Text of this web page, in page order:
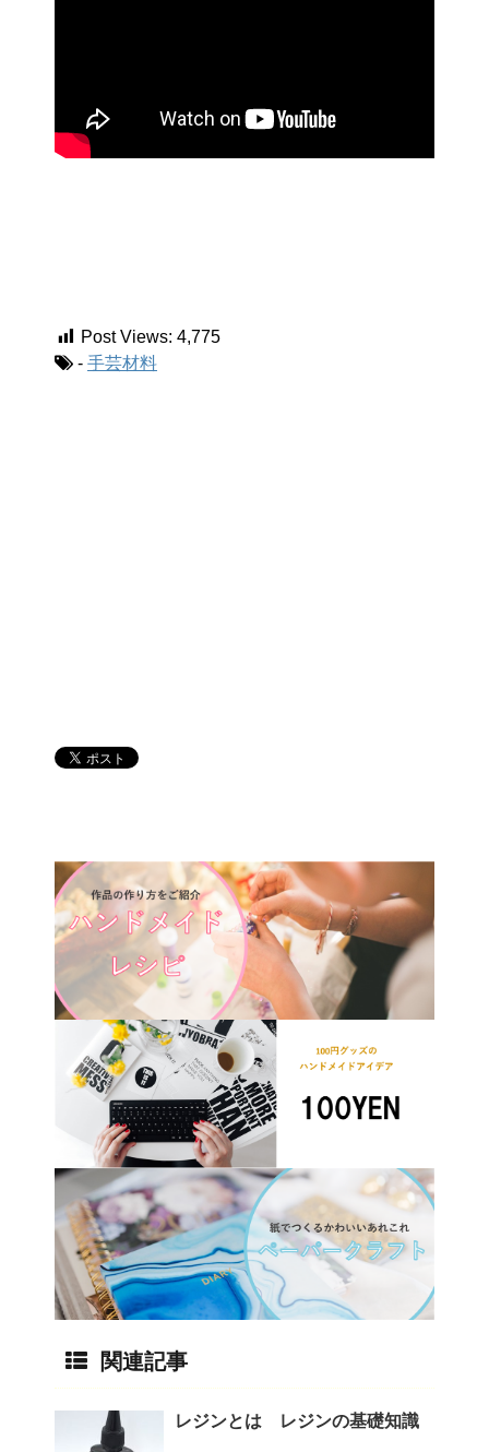
Post Views: 4,775
- 手芸材料
関連記事
レジンとは レジンの基礎知識